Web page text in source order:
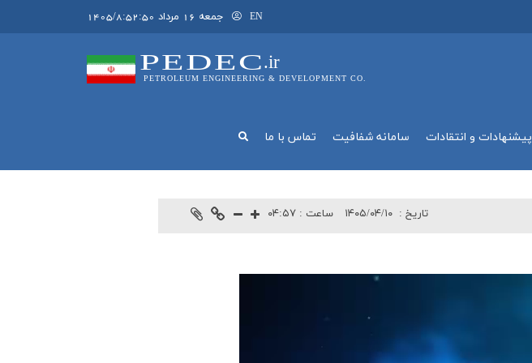
EN جمعه 16 مرداد 1405/8:52:50
PEDEC.ir
PETROLEUM ENGINEERING & DEVELOPMENT CO.
پیشنهادات و انتقادات سامانه شفافيت تماس با ما
ساعت : ۰۴:۵۷ تاريخ : ۱۴۰۵/۰۴/۱۰